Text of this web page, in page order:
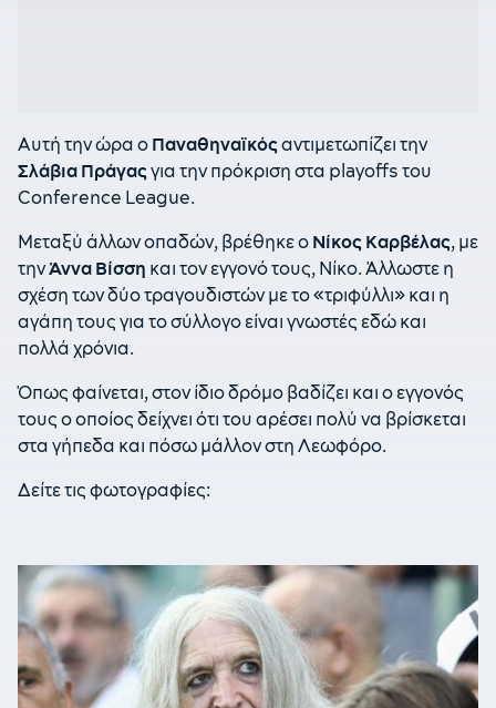
Αυτή την ώρα ο Παναθηναϊκός αντιμετωπίζει την
Σλάβια Πράγας για την πρόκριση στα playoffs του
Conference League.
Μεταξύ άλλων οπαδών, βρέθηκε ο Νίκος Καρβέλας, με
τηνΆννα Βίσση και τον εγγονό τους, Νίκο. Άλλωστε η
σχέση των δύο τραγουδιστών με το «τριφύλλι» και η
αγάπη τους για το σύλλογο είναι γνωστές εδώ και
πολλά χρόνια.
Όπως φαίνεται, στον ίδιο δρόμο βαδίζει και ο εγγονός
τους ο οποίος δείχνει ότι του αρέσει πολύ να βρίσκεται
στα γήπεδα και πόσω μάλλον στη Λεωφόρο.
Δείτε τις φωτογραφίες: